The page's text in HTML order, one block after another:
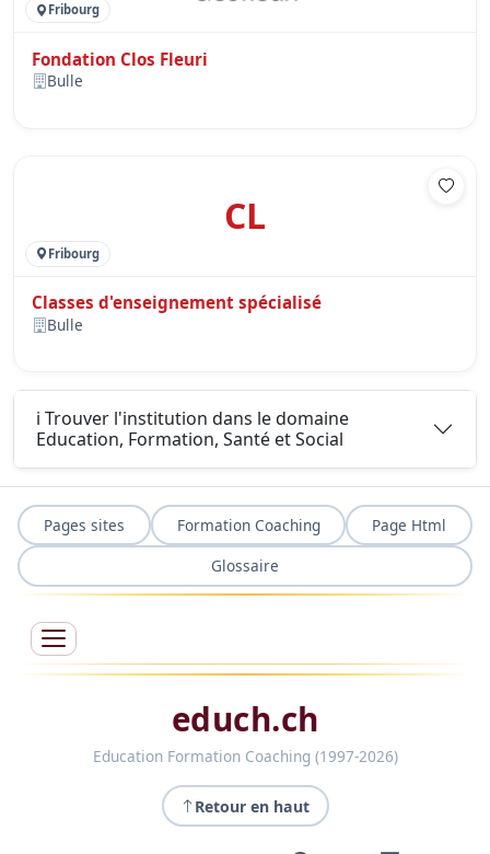
Fribourg
Fondation Clos Fleuri
Bulle
CL
Fribourg
Classes d'enseignement spécialisé
Bulle
ℹ️ Trouver l'institution dans le domaine
Education, Formation, Santé et Social
Pages sites Formation Coaching
Page Html
Glossaire
educh.ch
Education Formation Coaching (1997-2026)
Retour en haut